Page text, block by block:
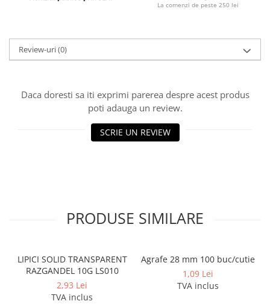
La comenzi de peste 250 lei
Review-uri(0)
Daca doresti sa iti exprimi parerea despre acest produs
poti adauga un review.
SCRIE UN REVIEW
PRODUSE SIMILARE
LIPICI SOLID TRANSPARENT
RAZGANDEL 10G LS010
2,93 Lei
TVA inclus
Agrafe 28 mm 100 buc/cutie
1,09 Lei
TVA inclus